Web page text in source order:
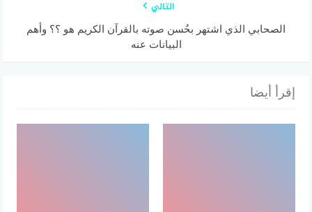
التالي
الصحابي الذي اشتهر بحُسن صوته بالقرآن الكريم هو ؟؟ وأهم
البيانات عنه
إقرأ أيضا